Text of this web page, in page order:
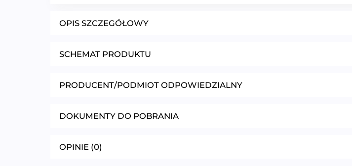
OPIS SZCZEGÓŁOWY
SCHEMAT PRODUKTU
PRODUCENT/PODMIOT ODPOWIEDZIALNY
DOKUMENTY DO POBRANIA
OPINIE (0)